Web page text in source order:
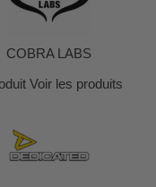
COBRA LABS
Voir les produits